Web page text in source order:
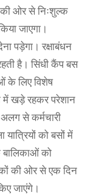
की ओर से निःशुल्क
जाएगा।
पड़ेगा। रक्षाबंधन
है। सिंधी कैंप बस
के लिए विशेष
में खड़े रहकर परेशान
से कर्मचारी
यात्रियों को बसों में
बालिकाओं को
की ओर से एक दिन
जाएंगे।